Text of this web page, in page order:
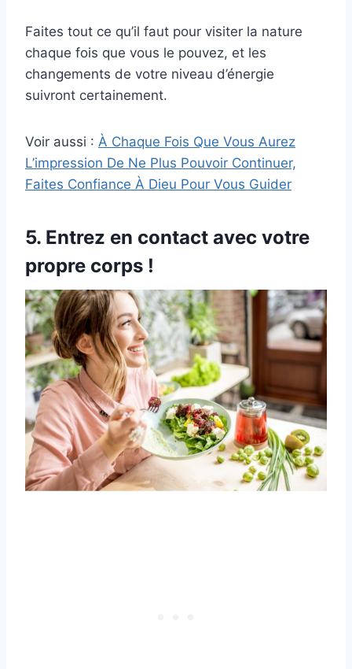
Faites tout ce qu’il faut pour visiter la nature
chaque fois que vous le pouvez, et les
changements de votre niveau d’énergie
suivront certainement.
Voir aussi : À Chaque Fois Que Vous Aurez
L’impression De Ne Plus Pouvoir Continuer,
Faites Confiance À Dieu Pour Vous Guider
5. Entrez en contact avec votre
propre corps !